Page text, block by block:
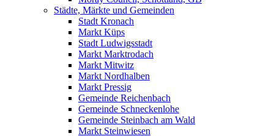
Städte, Märkte und Gemeinden
Stadt Kronach
Markt Küps
Stadt Ludwigsstadt
Markt Marktrodach
Markt Mitwitz
Markt Nordhalben
Markt Pressig
Gemeinde Reichenbach
Gemeinde Schneckenlohe
Gemeinde Steinbach am Wald
Markt Steinwiesen